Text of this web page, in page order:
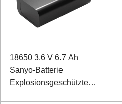
18650 3.6 V 6.7 Ah
Sanyo-Batterie
Explosionsgeschützte